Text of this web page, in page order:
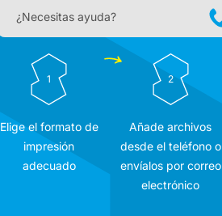
¿Necesitas ayuda?
1
Elige el formato de
impresión
adecuado
2
Añade archivos
desde el teléfono o
envíalos por correo
electrónico